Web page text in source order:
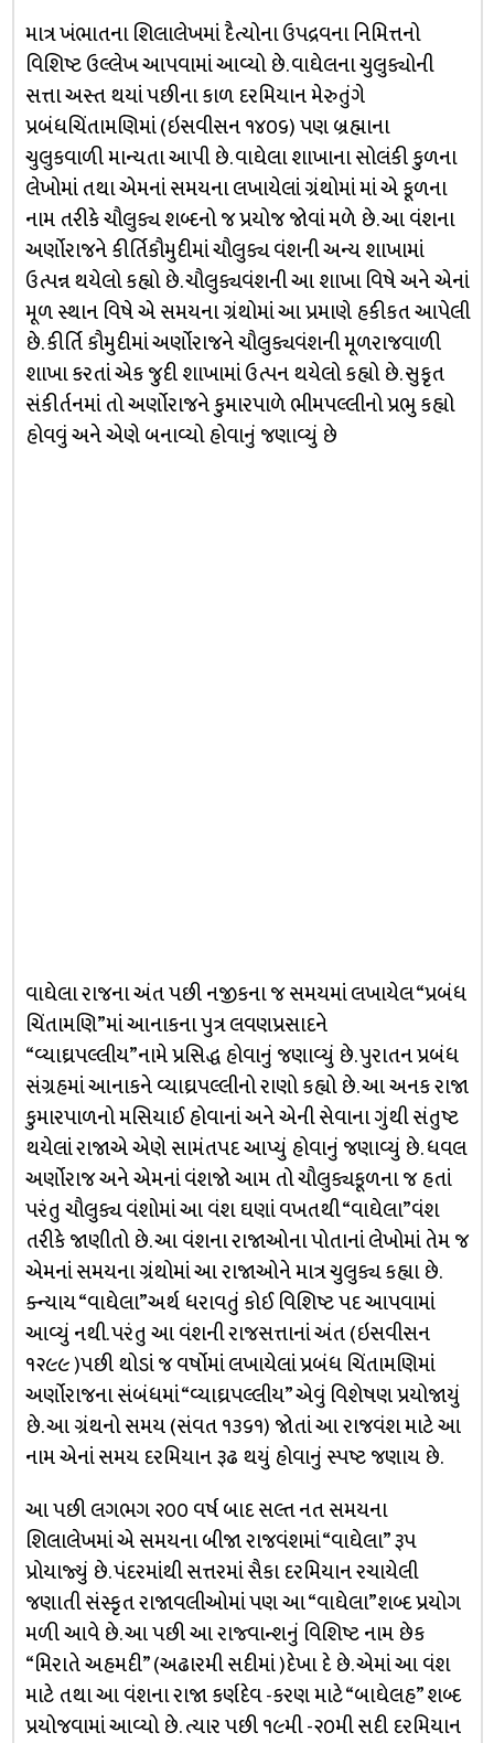
માત્ર ખંભાતના શિલાલેખમાં દૈત્યોના ઉપદ્રવના નિમિત્તનો
વિશિષ્ટ ઉલ્લેખ આપવામાં આવ્યો છે. વાઘેલના ચુલુક્યોની
સત્તા અસ્ત થયાં પછીના કાળ દરમિયાન મેરુતુંગે
પ્રબંધચિંતામણિમાં (ઇસવીસન ૧૪૦૬) પણ બ્રહ્માના
ચુલુકવાળી માન્યતા આપી છે. વાઘેલા શાખાના સોલંકી કુળના
લેખોમાં તથા એમનાં સમયના લખાયેલાં ગ્રંથોમાં માં એ કૂળના
નામ તરીકે ચૌલુક્ય શબ્દનો જ પ્રયોજ જોવાં મળે છે. આ વંશના
અર્ણોરાજને કીર્તિકૌમુદીમાં ચૌલુક્ય વંશની અન્ય શાખામાં
ઉત્પન્ન થયેલો કહ્યો છે. ચૌલુક્યવંશની આ શાખા વિષે અને એનાં
મૂળ સ્થાન વિષે એ સમયના ગ્રંથોમાં આ પ્રમાણે હકીકત આપેલી
છે. કીર્તિ કૌમુદીમાં અર્ણોરાજને ચૌલુક્યવંશની મૂળરાજવાળી
શાખા કરતાં એક જુદી શાખામાં ઉત્પન થયેલો કહ્યો છે. સુકૃત
સંકીર્તનમાં તો અર્ણોરાજને કુમારપાળે ભીમપલ્લીનો પ્રભુ કહ્યો
હોવવું અને એણે બનાવ્યો હોવાનું જણાવ્યું છે
વાઘેલા રાજના અંત પછી નજીકના જ સમયમાં લખાયેલ “પ્રબંધ
ચિંતામણિ”માં આનાકના પુત્ર લવણપ્રસાદને
“વ્યાઘ્રપલ્લીય”નામે પ્રસિદ્ધ હોવાનું જણાવ્યું છે. પુરાતન પ્રબંધ
સંગ્રહમાં આનાકને વ્યાઘ્રપલ્લીનો રાણો કહ્યો છે. આ અનક રાજા
કુમારપાળનો મસિયાઈ હોવાનાં અને એની સેવાના ગુંથી સંતુષ્ટ
થયેલાં રાજાએ એણે સામંતપદ આપ્યું હોવાનું જણાવ્યું છે. ધવલ
અર્ણોરાજ અને એમનાં વંશજો આમ તો ચૌલુક્યકૂળના જ હતાં
પરંતુ ચૌલુક્ય વંશોમાં આ વંશ ઘણાં વખતથી “વાઘેલા”વંશ
તરીકે જાણીતો છે. આ વંશના રાજાઓના પોતાનાં લેખોમાં તેમ જ
એમનાં સમયના ગ્રંથોમાં આ રાજાઓને માત્ર ચુલુક્ય કહ્યા છે.
ક્ન્યાય “વાઘેલા”અર્થ ધરાવતું કોઈ વિશિષ્ટ પદ આપવામાં
આવ્યું નથી. પરંતુ આ વંશની રાજસત્તાનાં અંત (ઇસવીસન
૧૨૯૯ )પછી થોડાં જ વર્ષોમાં લખાયેલાં પ્રબંધ ચિંતામણિમાં
અર્ણોરાજના સંબંધમાં “વ્યાઘ્રપલ્લીય” એવું વિશેષણ પ્રયોજાયું
છે. આ ગ્રંથનો સમય (સંવત ૧૩૬૧) જોતાં આ રાજવંશ માટે આ
નામ એનાં સમય દરમિયાન રૂઢ થયું હોવાનું સ્પષ્ટ જણાય છે.
આ પછી લગભગ ૨૦૦ વર્ષ બાદ સલ્ત નત સમયના
શિલાલેખમાં એ સમયના બીજા રાજવંશમાં “વાઘેલા” રૂપ
પ્રોયાજ્યું છે. પંદરમાંથી સત્તરમાં સૈકા દરમિયાન રચાયેલી
જણાતી સંસ્કૃત રાજાવલીઓમાં પણ આ “વાઘેલા”શબ્દ પ્રયોગ
મળી આવે છે. આ પછી આ રાજ્વાન્શનું વિશિષ્ટ નામ છેક
“મિરાતે અહમદી” (અઢારમી સદીમાં )દેખા દે છે. એમાં આ વંશ
માટે તથા આ વંશના રાજા કર્ણદેવ -કરણ માટે “બાઘેલહ” શબ્દ
પ્રયોજવામાં આવ્યો છે. ત્યાર પછી ૧૯મી -૨૦મી સદી દરમિયાન